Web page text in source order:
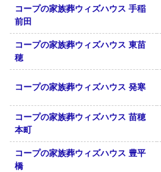
コープの家族葬ウィズハウス 手稲
前田
コープの家族葬ウィズハウス 東苗
穂
コープの家族葬ウィズハウス 発寒
コープの家族葬ウィズハウス 苗穂
本町
コープの家族葬ウィズハウス 豊平
橋